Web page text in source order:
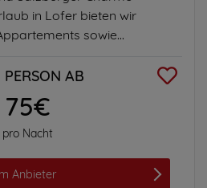
in Lofer bieten wir
sowie...
PERSON AB
75€
pro Nacht
Anbieter